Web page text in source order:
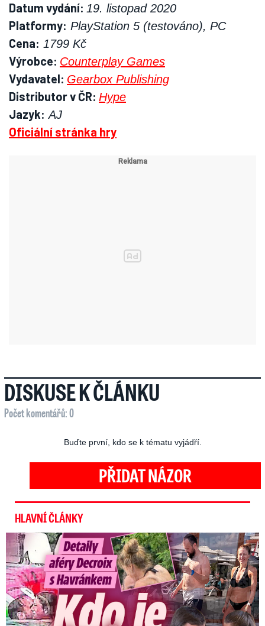
Datum vydání: 19. listopad 2020
Platformy: PlayStation 5 (testováno), PC
Cena: 1799 Kč
Výrobce: Counterplay Games
Vydavatel: Gearbox Publishing
Distributor v ČR: Hype
Jazyk: AJ
Oficiální stránka hry
DISKUSE K ČLÁNKU
Počet komentářů: 0
Buďte první, kdo se k tématu vyjádří.
PŘIDAT NÁZOR
HLAVNÍ ČLÁNKY
Detaily aféry Decroix s Havránkem: Kdo je tady královna?